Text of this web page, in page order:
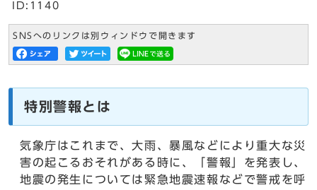
ID:1140
SNSへのリンクは別ウィンドウで開きます
特別警報とは
気象庁はこれまで、大雨、暴風などにより重大な災
害の起こるおそれがある時に、「警報」を発表し、
地震の発生については緊急地震速報などで警戒を呼